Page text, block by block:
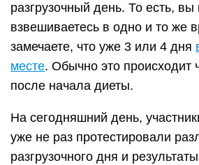
разгрузочный день. То есть,
взвешиваетесь в одно и то же
замечаете, что уже 3 или 4 дня
месте. Обычно это происходит
после начала диеты.
На сегодняшний день,
уже не раз протестировали
разгрузочного дня и